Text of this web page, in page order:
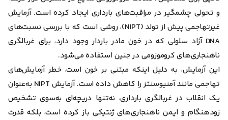
و تحولی چشمگیر در مراقبت‌های بارداری ایجاد کرده است. آزمایش
غیرتهاجمی پیش از تولد (NIPT)، روشی است که با بررسی نسبت‌های
DNA آزاد سلولی که در خون مادر باردار وجود دارد، برای غربالگری
ناهنجاری‌های کروموزومی در جنین استفاده می‌شود.
این آزمایش، به دلیل اینکه مبتنی بر خون است، خطر آزمایش‌های
تهاجمی مانند آمنیوسنتز را کاهش داده است. آزمایش NIPT به‌عنوان
یک انقلاب در غربالگری بارداری، نه‌تنها دریچه‌ای به‌سوی تشخیص
زودهنگام و ایمن ناهنجاری‌های ژنتیکی باز کرده است، بلکه قدرت